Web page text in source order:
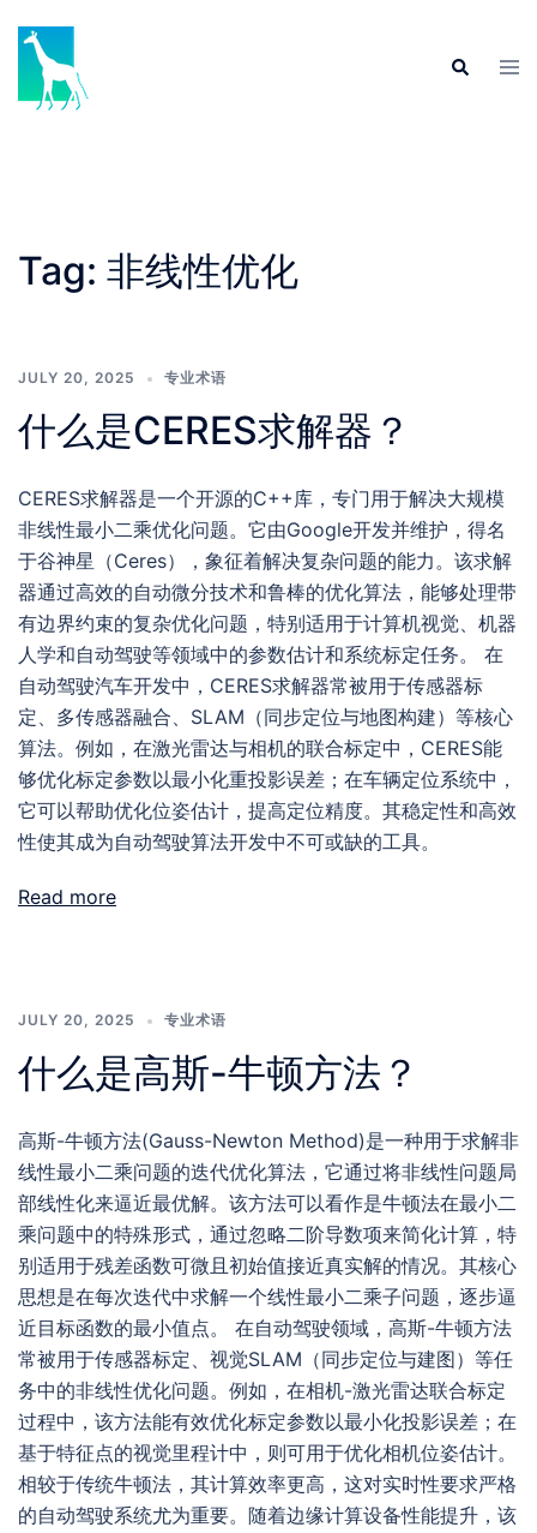
content
Search
Tag: 非线性优化
JULY 20, 2025 专业术语
什么是CERES求解器？
CERES求解器是一个开源的C++库，专门用于解决大规模
非线性最小二乘优化问题。它由Google开发并维护，得名
于谷神星（Ceres），象征着解决复杂问题的能力。该求解
器通过高效的自动微分技术和鲁棒的优化算法，能够处理带
有边界约束的复杂优化问题，特别适用于计算机视觉、机器
人学和自动驾驶等领域中的参数估计和系统标定任务。 在
自动驾驶汽车开发中，CERES求解器常被用于传感器标
定、多传感器融合、SLAM（同步定位与地图构建）等核心
算法。例如，在激光雷达与相机的联合标定中，CERES能
够优化标定参数以最小化重投影误差；在车辆定位系统中，
它可以帮助优化位姿估计，提高定位精度。其稳定性和高效
性使其成为自动驾驶算法开发中不可或缺的工具。
Read more
JULY 20, 2025 专业术语
什么是高斯-牛顿方法？
高斯-牛顿方法(Gauss-Newton Method)是一种用于求解非
线性最小二乘问题的迭代优化算法，它通过将非线性问题局
部线性化来逼近最优解。该方法可以看作是牛顿法在最小二
乘问题中的特殊形式，通过忽略二阶导数项来简化计算，特
别适用于残差函数可微且初始值接近真实解的情况。其核心
思想是在每次迭代中求解一个线性最小二乘子问题，逐步逼
近目标函数的最小值点。 在自动驾驶领域，高斯-牛顿方法
常被用于传感器标定、视觉SLAM（同步定位与建图）等任
务中的非线性优化问题。例如，在相机-激光雷达联合标定
过程中，该方法能有效优化标定参数以最小化投影误差；在
基于特征点的视觉里程计中，则可用于优化相机位姿估计。
相较于传统牛顿法，其计算效率更高，这对实时性要求严格
的自动驾驶系统尤为重要。随着边缘计算设备性能提升，该